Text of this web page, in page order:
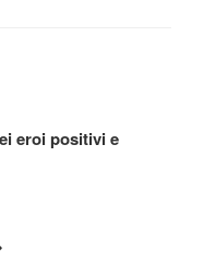
eroi positivi e